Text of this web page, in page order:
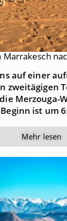
Marrakesch
auf einer
zweitägigen
Merzouga-
ist um
Mehr lesen